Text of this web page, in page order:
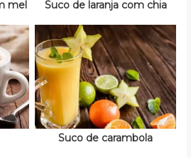
mel Suco de laranja com chia
Suco de carambola